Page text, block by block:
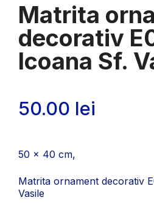
Matrita
decorativ
Icoana Sf.
50.00 lei
50 x 40 cm,
Matrita ornament decorativ
Vasile